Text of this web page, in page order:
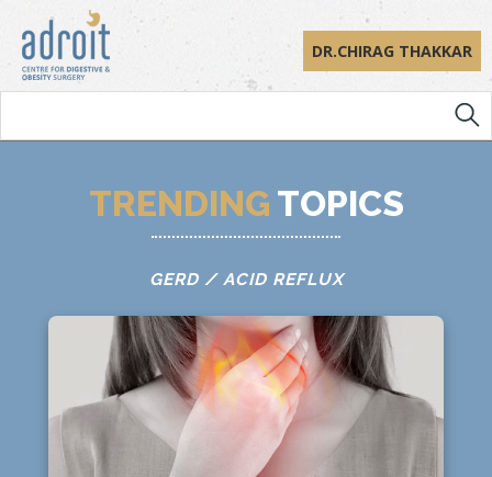
DR.CHIRAG THAKKAR
TRENDING TOPICS
GERD / ACID REFLUX